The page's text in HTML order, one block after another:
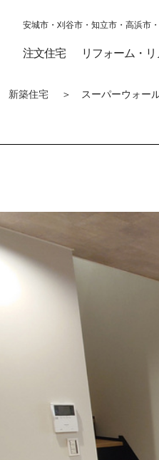
スホーム トップページへ移動
安城市・刈谷市・知立市・高浜市
注文住宅 リフォーム・
新築住宅 ＞ スーパーウォール